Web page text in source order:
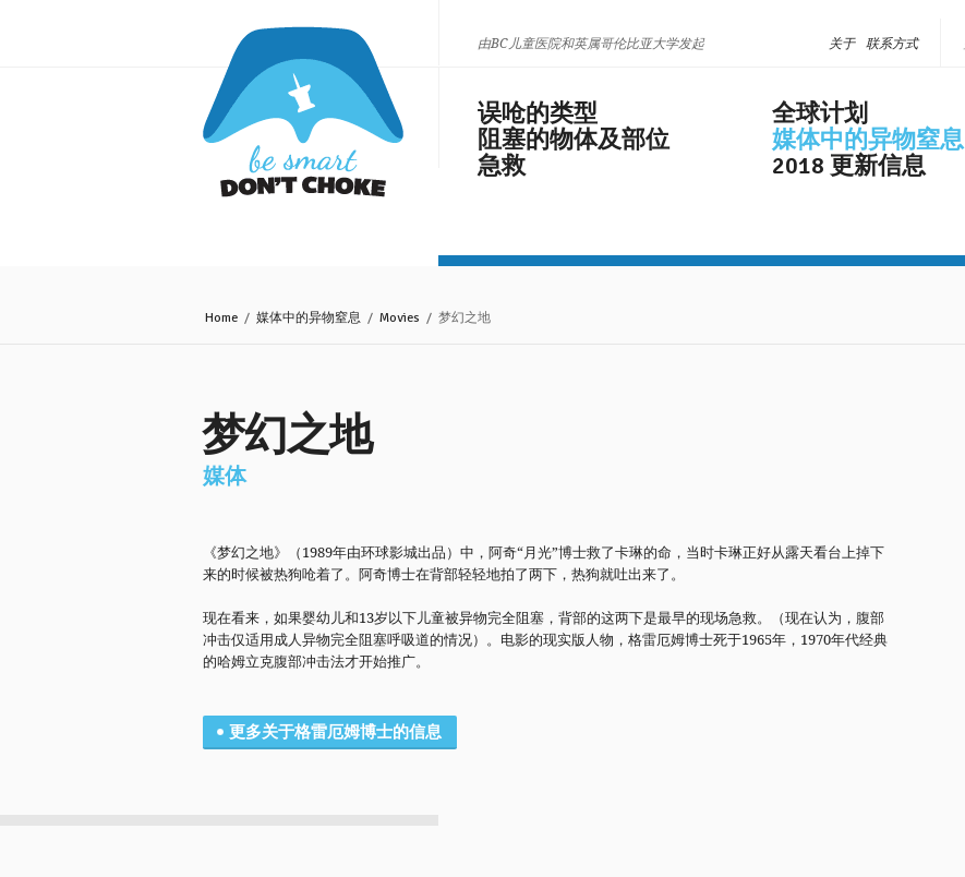
由BC儿童医院和英属哥伦比亚大学发起 联系方式
关于
误呛的类型
阻塞的物体及部位
急救
全球计划
媒体中的异物窒息
2018 更新信息
Home / 媒体中的异物窒息 / Movies / 梦幻之地
梦幻之地
媒体
《梦幻之地》（1989年由环球影城出品）中，阿奇“月光”博士救了卡琳的命，当时卡琳正好从露天看台上掉下
来的时候被热狗呛着了。阿奇博士在背部轻轻地拍了两下，热狗就吐出来了。
现在看来，如果婴幼儿和13岁以下儿童被异物完全阻塞，背部的这两下是最早的现场急救。（现在认为，腹部
冲击仅适用成人异物完全阻塞呼吸道的情况）。电影的现实版人物，格雷厄姆博士死于1965年，1970年代经典
的哈姆立克腹部冲击法才开始推广。
更多关于格雷厄姆博士的信息